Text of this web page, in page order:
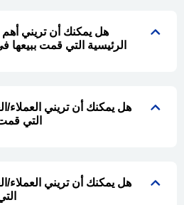
هل يمكنك أن تريني أهم
الرئيسية التي قمت
هل يمكنك أن تريني العملاء/
التي
هل يمكنك أن تريني العملاء/